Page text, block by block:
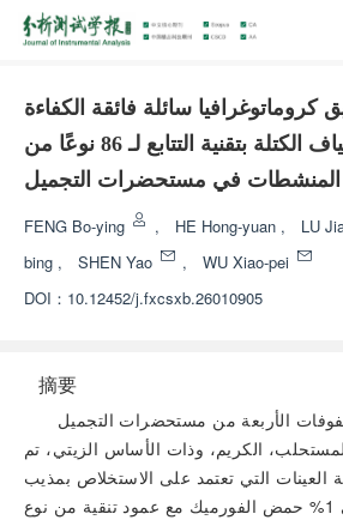
سائلة فائقة الكفاءة
مترافقة مع مطياف الكتلة بتقنية التتابع لـ 86 نوعًا من
المنشطات في مستحضرات التجميل
FENG Bo-ying , HE Hong-yuan , LU
bing , SHEN Yao ,
WU Xiao-pei
DOI： 10.12452/j.fxcsxb.26010905
摘要
الأربعة من مستحضرات التجميل
الكريم، وذات الأساس الزيتي، تم
العينات التي تعتمد على الاستخلاص بمذيب
أسيتونيتريل يحتوي على 1% حمض الفورميك مع عمود تنقية من نوع